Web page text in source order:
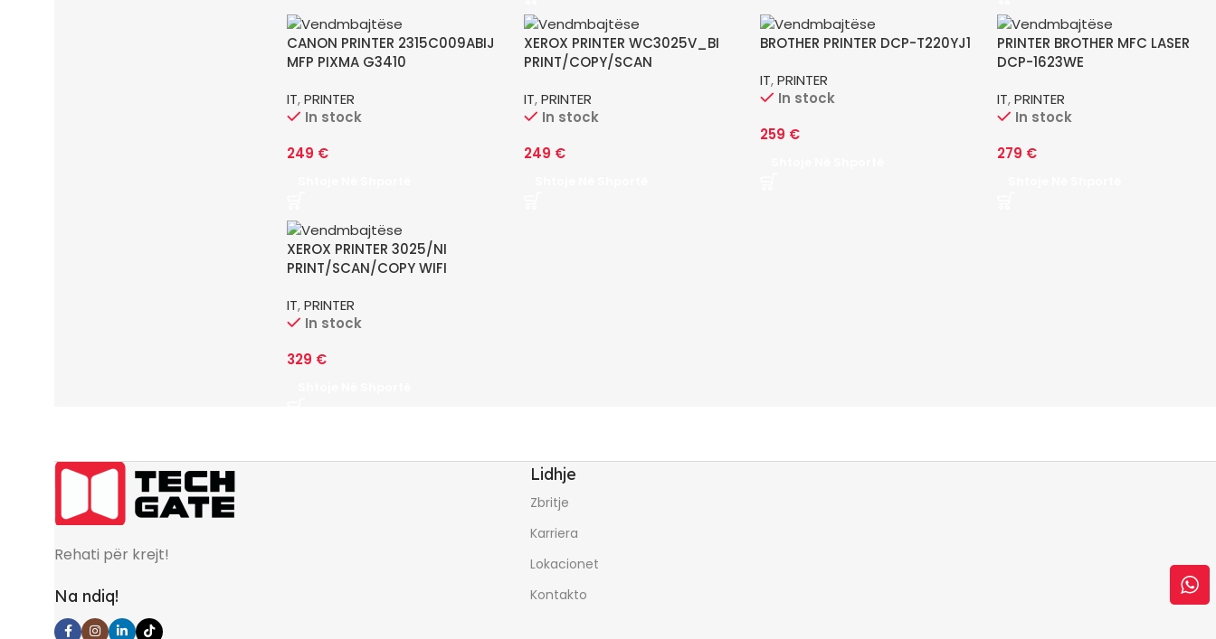
CANON PRINTER 2315C009ABIJ
MFP PIXMA G3410
IT,PRINTER
In stock
249 €
XEROX PRINTER WC3025V_BI
PRINT/COPY/SCAN
IT,PRINTER
In stock
249 €
BROTHER PRINTER DCP-T220YJ1
IT,PRINTER
In stock
259 €
PRINTER BROTHER MFC LASER
DCP-1623WE
IT,PRINTER
In stock
279 €
XEROX PRINTER 3025/NI
PRINT/SCAN/COPY WIFI
IT,PRINTER
In stock
329 €
Rehati për krejt!
Na ndiq!
Lidhje
Zbritje
Karriera
Lokacionet
Kontakto